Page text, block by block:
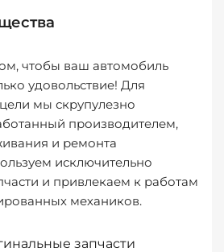
чтобы ваш автомобиль
удовольствие! Для
мы скрупулезно
производителем,
и ремонта
исключительно
и привлекаем к работам
механиков.
запчасти